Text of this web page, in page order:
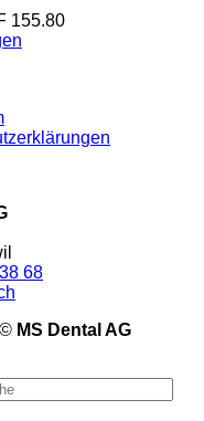
155.80Preisspanne:
68
MS Dental AG